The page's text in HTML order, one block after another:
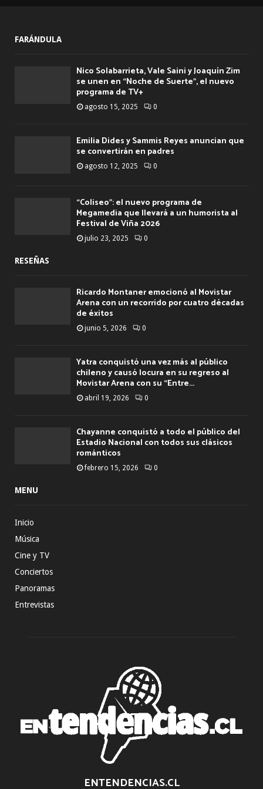
FARÁNDULA
Nico Solabarrieta, Vale Saini y Joaquín Zim
se unen en “Noche de Suerte”, el nuevo
programa de TV+
agosto 15, 2025 0
Emilia Dides y Sammis Reyes anuncian que
se convertirán en padres
agosto 12, 2025 0
“Coliseo”: el nuevo programa de
Megamedia que llevará a un humorista al
Festival de Viña 2026
julio 23, 2025 0
RESEÑAS
Ricardo Montaner emocionó al Movistar
Arena con un recorrido por cuatro décadas
de éxitos
junio 5, 2026 0
Yatra conquistó una vez más al público
chileno y causó locura en su regreso al
Movistar Arena con su “Entre...
abril 19, 2026 0
Chayanne conquistó a todo el público del
Estadio Nacional con todos sus clásicos
románticos
febrero 15, 2026 0
MENU
Inicio
Música
Cine y TV
Conciertos
Panoramas
Entrevistas
ENTENDENCIAS.CL